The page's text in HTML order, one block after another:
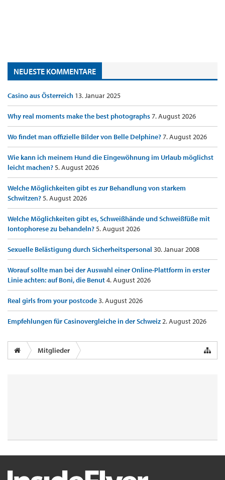
NEUESTE KOMMENTARE
Casino aus Österreich 13. Januar 2025
Why real moments make the best photographs7. August 2026
Wo findet man offizielle Bilder von Belle Delphine?7. August 2026
Wie kann ich meinem Hund die Eingewöhnung im Urlaub möglichst
leicht machen?5. August 2026
Welche Möglichkeiten gibt es zur Behandlung von starkem
Schwitzen?5. August 2026
Welche Möglichkeiten gibt es, Schweißhände und Schweißfüße mit
Iontophorese zu behandeln?5. August 2026
Sexuelle Belästigung durch Sicherheitspersonal 30. Januar 2008
Worauf sollte man bei der Auswahl einer Online-Plattform in erster
Linie achten: auf Boni, die Benut4. August 2026
Real girls from your postcode3. August 2026
Empfehlungen für Casinovergleiche in der Schweiz2. August 2026
Mitglieder